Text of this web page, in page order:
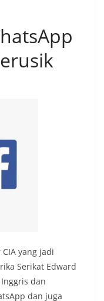
yang jadi
Serikat Edward
dan
dan juga